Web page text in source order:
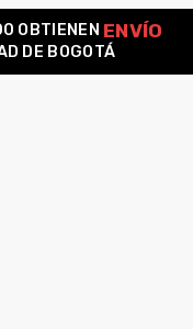
OBTIENEN ENVÍO
DE BOGOTÁ
SEARCH